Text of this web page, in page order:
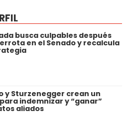
busca culpables después
en el Senado y recalcula
y Sturzenegger crean un
indemnizar y “ganar”
aliados